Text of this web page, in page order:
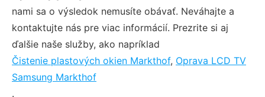
nami sa o výsledok nemusíte obávať. Neváhajte a
kontaktujte nás pre viac informácií. Prezrite si aj
ďalšie naše služby, ako napríklad
Čistenie plastových okien Markthof, Oprava LCD TV
Samsung Markthof
.